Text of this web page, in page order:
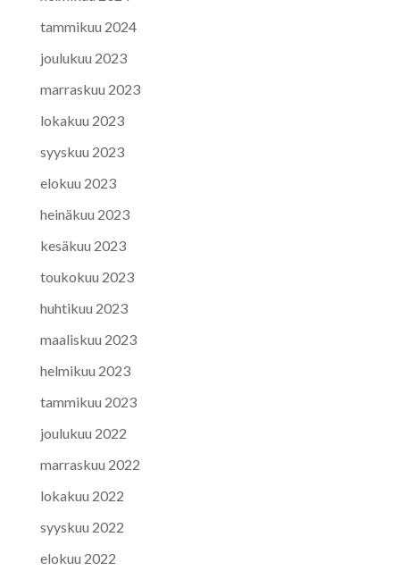
tammikuu 2024
joulukuu 2023
marraskuu 2023
lokakuu 2023
syyskuu 2023
elokuu 2023
heinäkuu 2023
kesäkuu 2023
toukokuu 2023
huhtikuu 2023
maaliskuu 2023
helmikuu 2023
tammikuu 2023
joulukuu 2022
marraskuu 2022
lokakuu 2022
syyskuu 2022
elokuu 2022